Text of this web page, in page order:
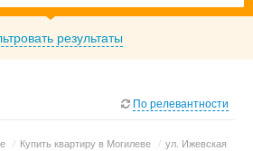
результаты
По релевантности
/ Купить квартиру в Могилеве / ул. Ижевская